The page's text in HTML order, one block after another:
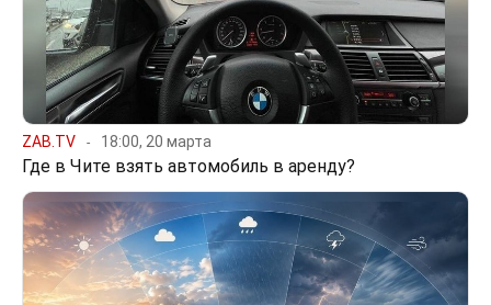
ZAB.TV 18:00, 20 марта
Где в Чите взять автомобиль в аренду?